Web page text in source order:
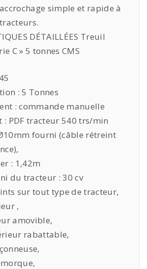
simple et rapide à
DÉTAILLÉES Treuil
C » 5 tonnes CMS
: 5 Tonnes
: commande manuelle
: PDF tracteur 540 trs/min
fourni (câble rétreint
: 1,42m
du tracteur : 30 cv
sur tout type de tracteur,
,
amovible,
rabattable,